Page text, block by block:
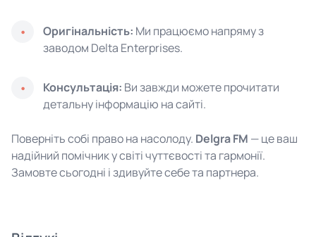
Оригінальність: Ми працюємо напряму з
заводом Delta Enterprises.
Консультація: Ви завжди можете прочитати
детальну інформацію на сайті.
Поверніть собі право на насолоду. Delgra FM — це ваш
надійний помічник у світі чуттєвості та гармонії.
Замовте сьогодні і здивуйте себе та партнера.